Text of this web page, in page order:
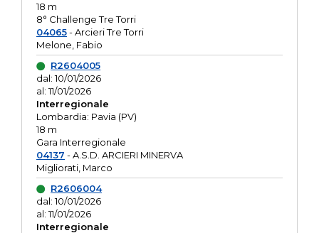
18 m
8° Challenge Tre Torri
04065- Arcieri Tre Torri
Melone, Fabio
R2604005
dal: 10/01/2026
al: 11/01/2026
Interregionale
Lombardia: Pavia (PV)
18 m
Gara Interregionale
04137 - A.S.D. ARCIERI MINERVA
Migliorati, Marco
R2606004
dal: 10/01/2026
al: 11/01/2026
Interregionale